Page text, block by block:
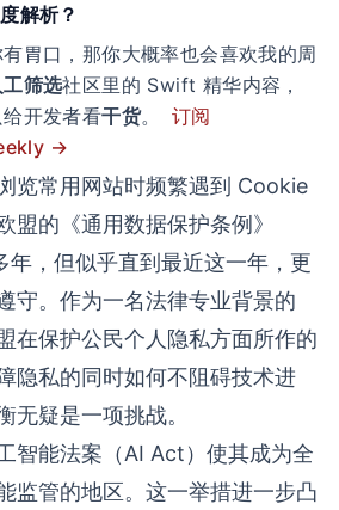
解析？
胃口，那你大概率也会喜欢我的周
工筛选社区里的 Swift 精华内容，
开发者看干货。
订阅
→
览常用网站时频繁遇到 Cookie
盟的《通用数据保护条例》
年，但似乎直到最近这一年，更
守。作为一名法律专业背景的
在保护公民个人隐私方面所作的
隐私的同时如何不阻碍技术进
无疑是一项挑战。
智能法案（AI Act）使其成为全
监管的地区。这一举措进一步凸